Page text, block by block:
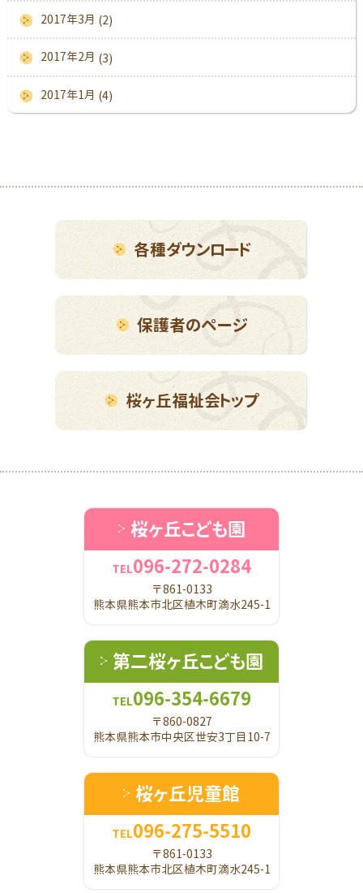
2017年3月 (2)
2017年2月 (3)
2017年1月 (4)
各種ダウンロード
保護者のページ
桜ヶ丘福祉会トップ
桜ヶ丘こども園
TEL096-272-0284
〒861-0133
熊本県熊本市北区植木町滴水245-1
第二桜ヶ丘こども園
TEL096-354-6679
〒860-0827
熊本県熊本市中央区世安3丁目10-7
桜ヶ丘児童館
TEL096-275-5510
〒861-0133
熊本県熊本市北区植木町滴水245-1